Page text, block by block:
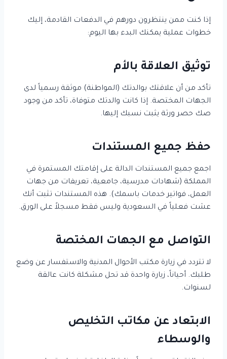
إذا كنت ممن ينتظرون دورهم في الدفعات القادمة، إليك
خطوات عملية يمكنك البدء بها اليوم:
توثيق العلاقة بالأم
تأكد من أن علاقتك بوالدتك (المواطنة) موثقة رسمياً لدى
الجهات المختصة. إذا كانت والدتك متوفاة، تأكد من وجود
صك حصر ورثة يثبت نسبك إليها.
حفظ جميع المستندات
اجمع جميع المستندات الدالة على إقامتك المستمرة في
المملكة (شهادات مدرسية، جامعية، تعريفات من جهات
العمل، فواتير خدمات باسمك). هذه المستندات تثبت أنك
عشت فعلياً في السعودية وليس فقط مسجلاً على الورق.
التواصل مع الجهات المختصة
لا تتردد في زيارة مكتب الأحوال المدنية والاستفسار عن وضع
طلبك. أحياناً، زيارة واحدة قد تحل مشكلة كانت عالقة
لسنوات.
الابتعاد عن مكاتب التخليص
والوسطاء